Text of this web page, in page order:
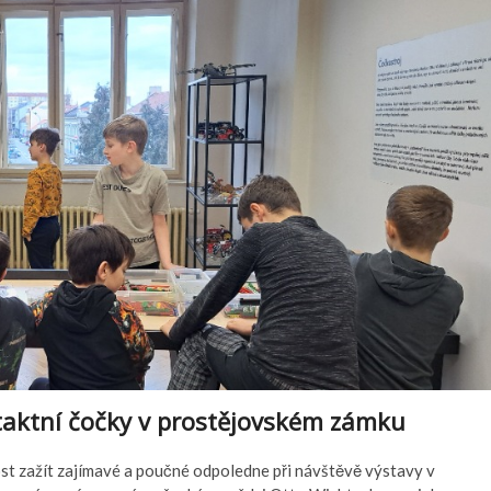
čočky v prostějovském zámku
zažít zajímavé a poučné odpoledne při návštěvě výstavy v